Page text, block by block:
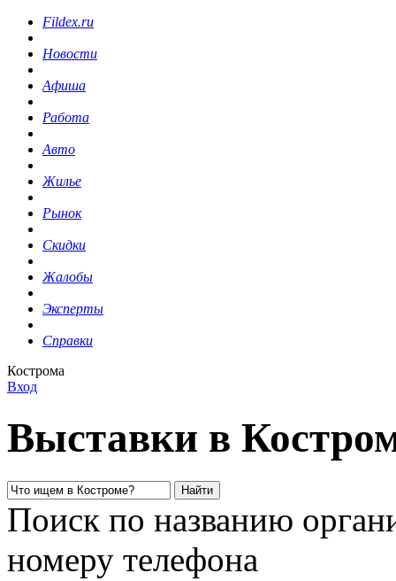
Fildex.ru
Новости
Афиша
Работа
Авто
Жилье
Рынок
Скидки
Жалобы
Эксперты
Справки
Кострома
Вход
Выставки в
Поиск по названию
номеру телефона